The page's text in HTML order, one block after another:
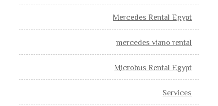
Mercedes Rental Egypt
mercedes viano rental
Microbus Rental Egypt
Services